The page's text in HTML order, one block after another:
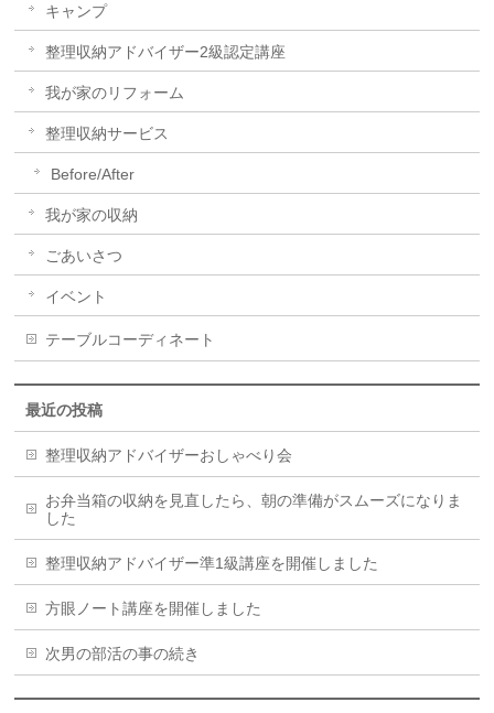
キャンプ
整理収納アドバイザー2級認定講座
我が家のリフォーム
整理収納サービス
Before/After
我が家の収納
ごあいさつ
イベント
テーブルコーディネート
最近の投稿
整理収納アドバイザーおしゃべり会
お弁当箱の収納を見直したら、朝の準備がスムーズになりま
した
整理収納アドバイザー準1級講座を開催しました
方眼ノート講座を開催しました
次男の部活の事の続き